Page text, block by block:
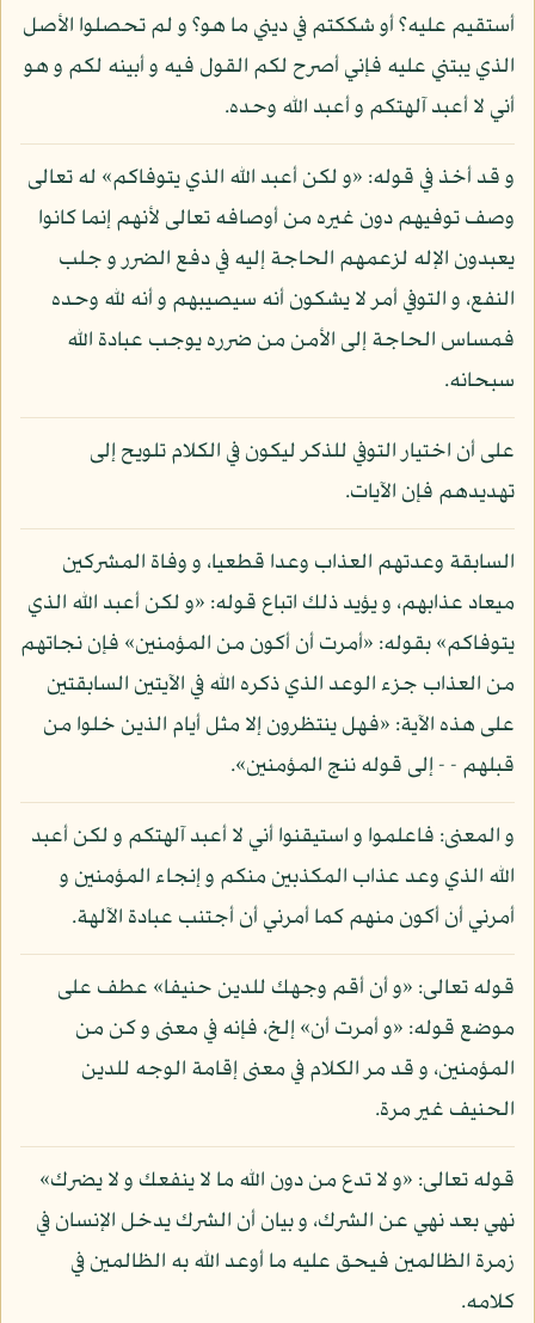
أستقيم عليه؟ أو شككتم في ديني ما هو؟ و لم تحصلوا الأصل
الذي يبتني عليه فإني أصرح لكم القول فيه و أبينه لكم و هو
أني لا أعبد آلهتكم و أعبد الله وحده.
و قد أخذ في قوله: «و لكن أعبد الله الذي يتوفاكم» له تعالى
وصف توفيهم دون غيره من أوصافه تعالى لأنهم إنما كانوا
يعبدون الإله لزعمهم الحاجة إليه في دفع الضرر و جلب
النفع، و التوفي أمر لا يشكون أنه سيصيبهم و أنه لله وحده
فمساس الحاجة إلى الأمن من ضرره يوجب عبادة الله
سبحانه.
على أن اختيار التوفي للذكر ليكون في الكلام تلويح إلى
تهديدهم فإن الآيات.
السابقة وعدتهم العذاب وعدا قطعيا، و وفاة المشركين
ميعاد عذابهم، و يؤيد ذلك اتباع قوله: «و لكن أعبد الله الذي
يتوفاكم» بقوله: «أمرت أن أكون من المؤمنين» فإن نجاتهم
من العذاب جزء الوعد الذي ذكره الله في الآيتين السابقتين
على هذه الآية: «فهل ينتظرون إلا مثل أيام الذين خلوا من
قبلهم - - إلى قوله ننج المؤمنين».
و المعنى: فاعلموا و استيقنوا أني لا أعبد آلهتكم و لكن أعبد
الله الذي وعد عذاب المكذبين منكم و إنجاء المؤمنين و
أمرني أن أكون منهم كما أمرني أن أجتنب عبادة الآلهة.
قوله تعالى: «و أن أقم وجهك للدين حنيفا» عطف على
موضع قوله: «و أمرت أن» إلخ، فإنه في معنى و كن من
المؤمنين، و قد مر الكلام في معنى إقامة الوجه للدين
الحنيف غير مرة.
قوله تعالى: «و لا تدع من دون الله ما لا ينفعك و لا يضرك»
نهي بعد نهي عن الشرك، و بيان أن الشرك يدخل الإنسان في
زمرة الظالمين فيحق عليه ما أوعد الله به الظالمين في
كلامه.